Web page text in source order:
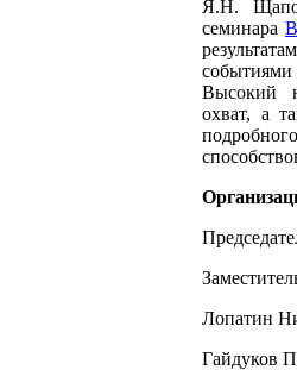
Я.Н.
семинара
Высокий
охват, а
Лопатин
Гайдуков